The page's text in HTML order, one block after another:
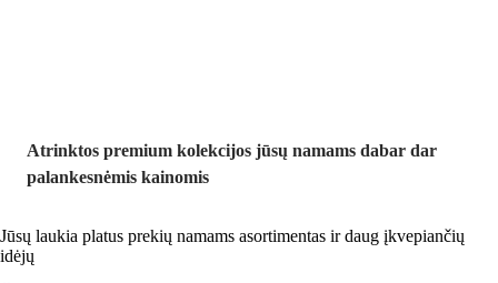
Atrinktos premium kolekcijos jūsų namams dabar dar
palankesnėmis kainomis
Jūsų laukia platus prekių namams asortimentas ir daug įkvepiančių
idėjų